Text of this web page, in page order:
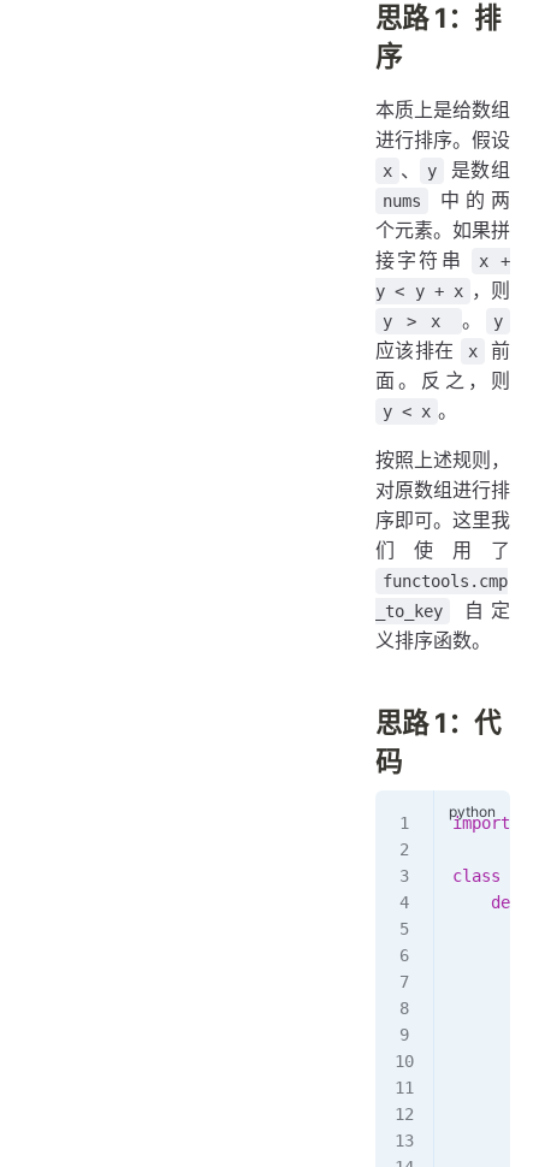
思路 1：排
序
本质上是给数组
进行排序。假设
x 、 y 是数组
nums
中的两
个元素。如果拼
接字符串
x +
y < y + x ，则
y > x 。 y
应该排在 x
前
面。反之，则
y < x 。
按照上述规则，
对原数组进行排
序即可。这里我
们使用了
functools.cmp
_to_key
自定
义排序函数。
思路 1：代
码
import
class
    def